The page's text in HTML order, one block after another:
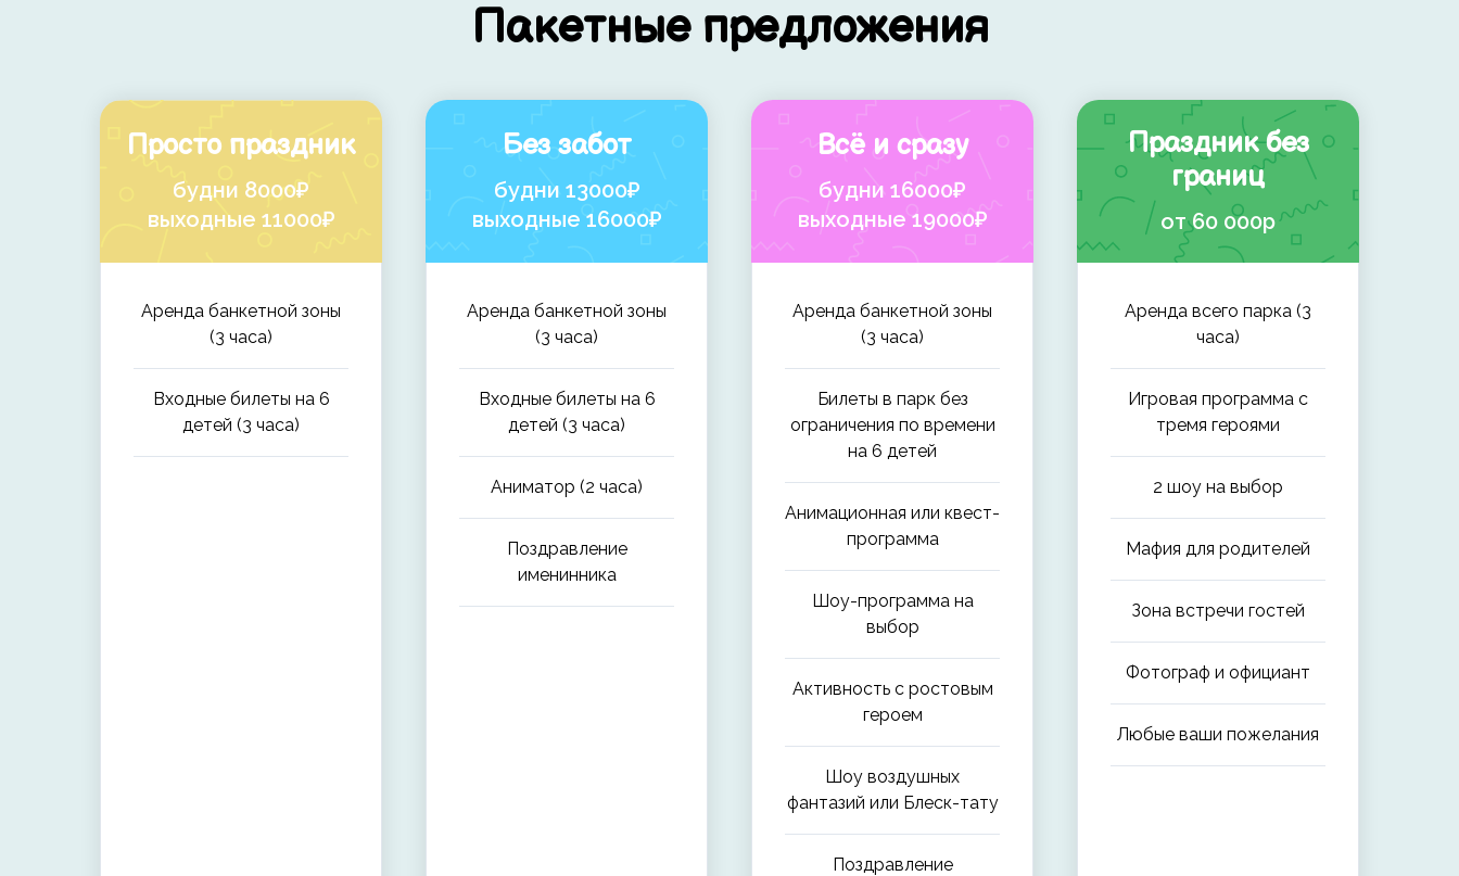
Пакетные предложения
Просто праздник
будни 8000₽
выходные 11000₽
Аренда банкетной зоны
(3 часа)
Входные билеты на 6
детей (3 часа)
Без забот
будни 13000₽
выходные 16000₽
Аренда банкетной зоны
(3 часа)
Входные билеты на 6
детей (3 часа)
Аниматор (2 часа)
Поздравление
именинника
Всё и сразу
будни 16000₽
выходные 19000₽
Аренда банкетной зоны
(3 часа)
Билеты в парк без
ограничения по времени
на 6 детей
Анимационная или квест-
программа
Шоу-программа на
выбор
Активность с ростовым
героем
Шоу воздушных
фантазий или Блеск-тату
Поздравление
Праздник без
границ
от 60 000р
Аренда всего парка (3
часа)
Игровая программа с
тремя героями
2 шоу на выбор
Мафия для родителей
Зона встречи гостей
Фотограф и официант
Любые ваши пожелания